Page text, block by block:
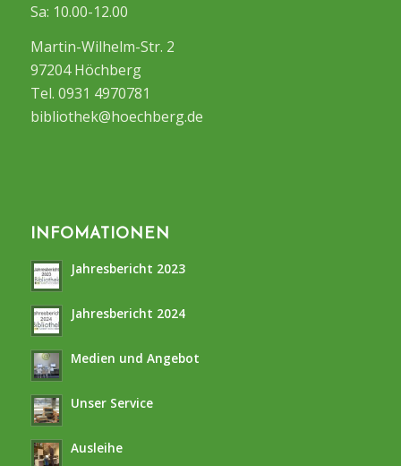
Sa: 10.00-12.00
Martin-Wilhelm-Str. 2
97204 Höchberg
Tel. 0931 4970781
bibliothek@hoechberg.de
INFOMATIONEN
Jahresbericht 2023
Jahresbericht 2024
Medien und Angebot
Unser Service
Ausleihe